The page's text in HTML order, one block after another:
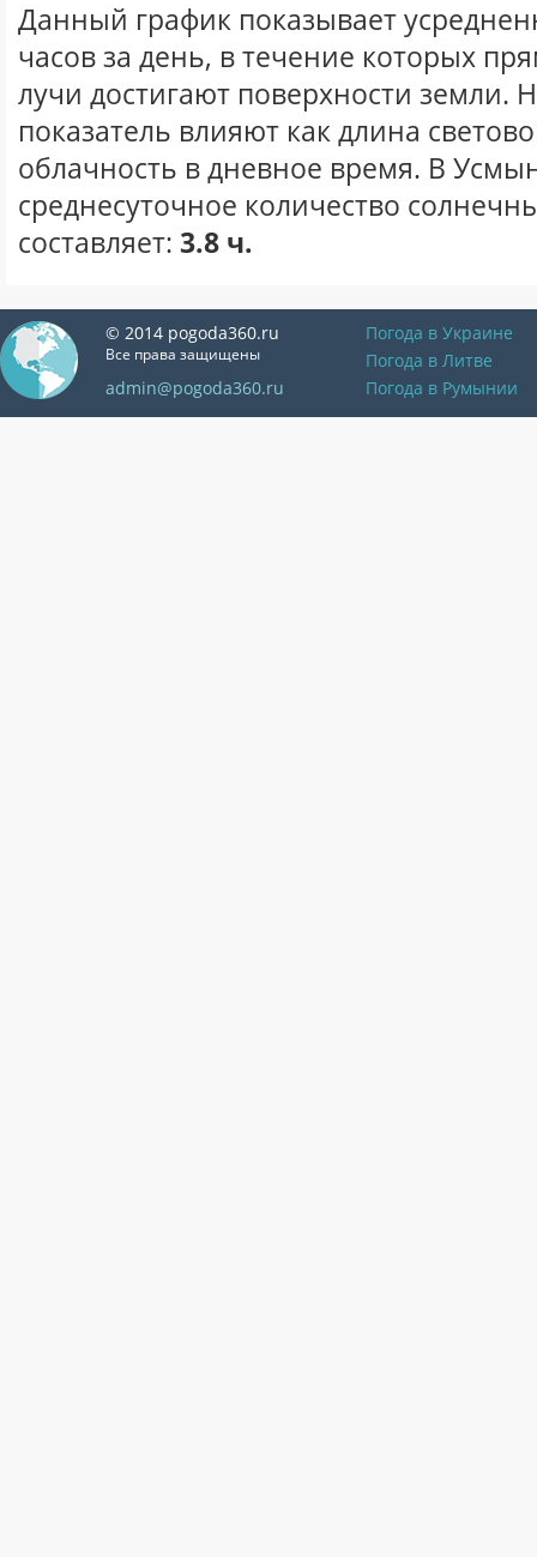
Данный график показывает
часов за день, в течение которых
лучи достигают поверхности земли.
показатель влияют как длина
облачность в дневное время. В
среднесуточное количество
составляет: 3.8 ч.
© 2014 pogoda360.ru
Все права защищены
admin@pogoda360.ru
Погода в Украине
Погода в Литве
Погода в Румынии